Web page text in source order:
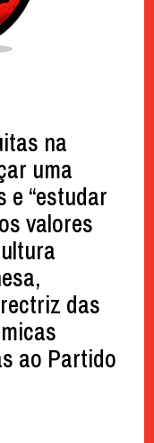
na
uma
e “estudar
valores
das
ao Partido